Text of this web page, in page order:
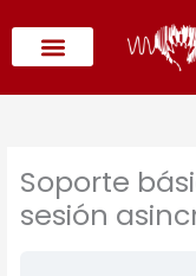
contenido
Soporte
sesión